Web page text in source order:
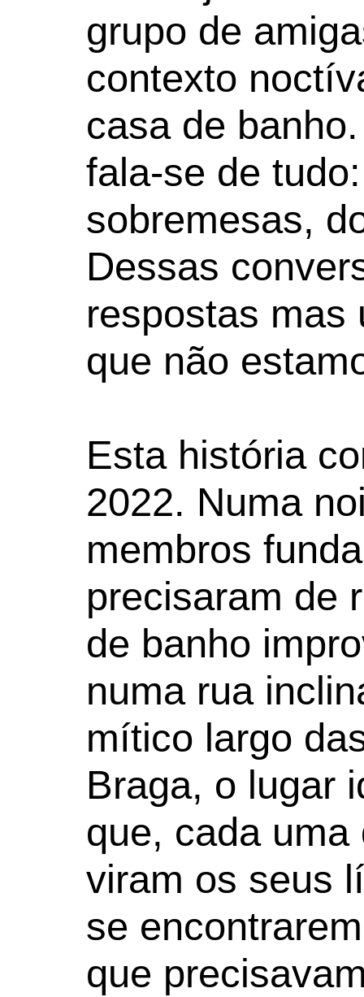
grupo de
contexto
casa de
fala-se de
sobremesas,
Dessas
respostas mas
que não
Esta história
2022. Numa
membros
precisaram de
de banho
numa rua
mítico largo
Braga, o lugar
que, cada
viram os seus
se
que